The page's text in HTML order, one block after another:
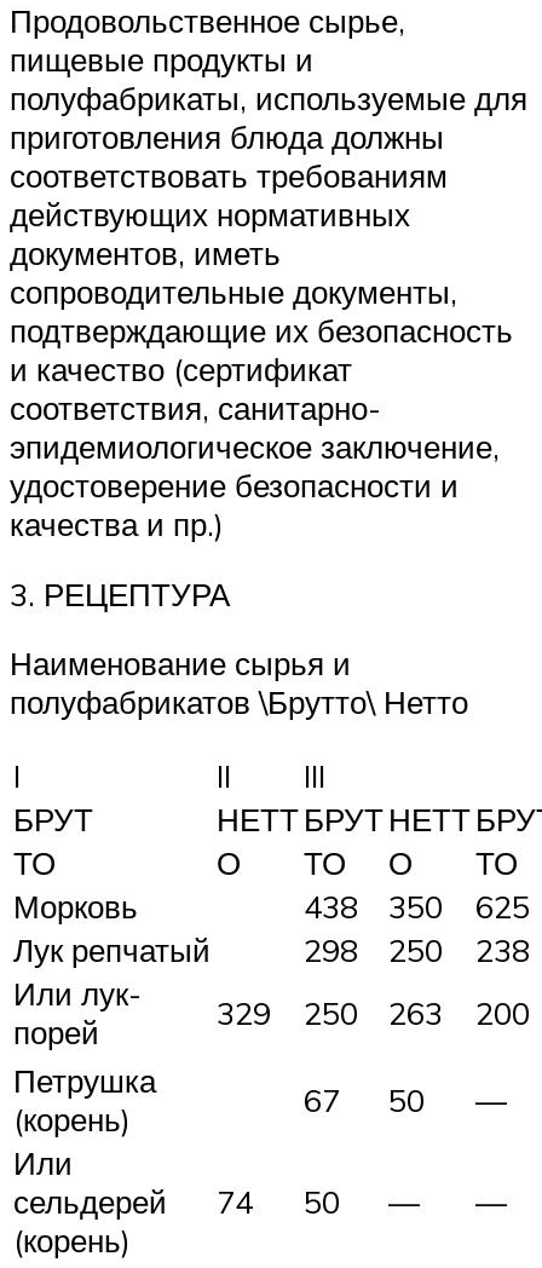
Продовольственное сырье,
пищевые продукты и
полуфабрикаты, используемые для
приготовления блюда должны
соответствовать требованиям
действующих нормативных
документов, иметь
сопроводительные документы,
подтверждающие их безопасность
и качество (сертификат
соответствия, санитарно-
эпидемиологическое заключение,
удостоверение безопасности и
качества и пр.)
3. РЕЦЕПТУРА
Наименование сырья и
полуфабрикатов \Брутто\ Нетто
I
II
III
БРУТ
НЕТТБРУТНЕТТ
ТО
О ТО О
ТО
Морковь
438 350
625
Лук репчатый
298 250
238
Или лук-
порей
329 250 263
200
Петрушка
(корень)
67 50
—
Или
сельдерей
(корень)
74 50 — —